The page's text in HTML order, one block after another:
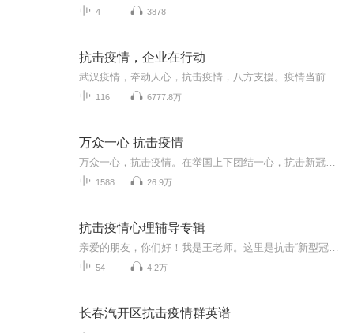
4 3878
抗击疫情，企业在行动
116 6777.8万
万众一心 抗击疫情
1588 26.9万
抗击疫情心理辅导专辑
54 4.2万
长春汽开区抗击疫情群英谱